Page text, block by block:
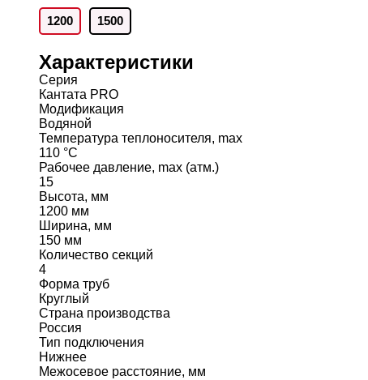
1200 1500
Характеристики
Серия
Кантата PRO
Модификация
Водяной
Температура теплоносителя, max
110 °C
Рабочее давление, max (атм.)
15
Высота, мм
1200 мм
Ширина, мм
150 мм
Количество секций
4
Форма труб
Круглый
Страна производства
Россия
Тип подключения
Нижнее
Межосевое расстояние, мм